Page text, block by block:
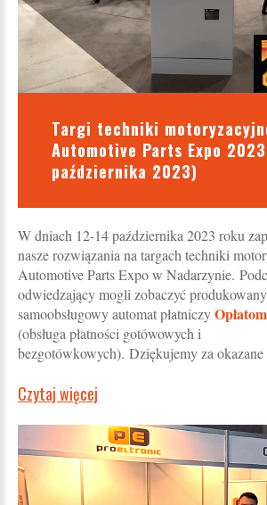
Targi techniki
Automotive Parts Expo
października 2023)
W dniach 12-14 października 2023 roku
nasze rozwiązania na targach techniki
Automotive Parts Expo w Nadarzynie.
odwiedzający mogli zobaczyć
samoobsługowy automat płatniczy
(obsługa płatności gotówowych i
bezgotówkowych). Dziękujemy za okazane
Czytaj więcej